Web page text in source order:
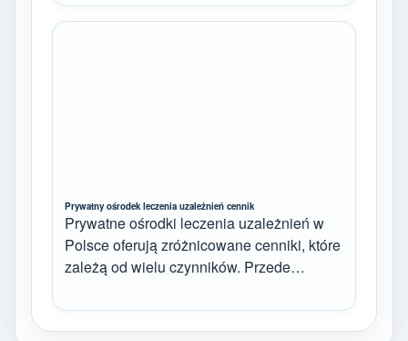
Prywatny ośrodek leczenia uzależnień cennik
Prywatne ośrodki leczenia uzależnień w
Polsce oferują zróżnicowane cenniki, które
zależą od wielu czynników. Przede…